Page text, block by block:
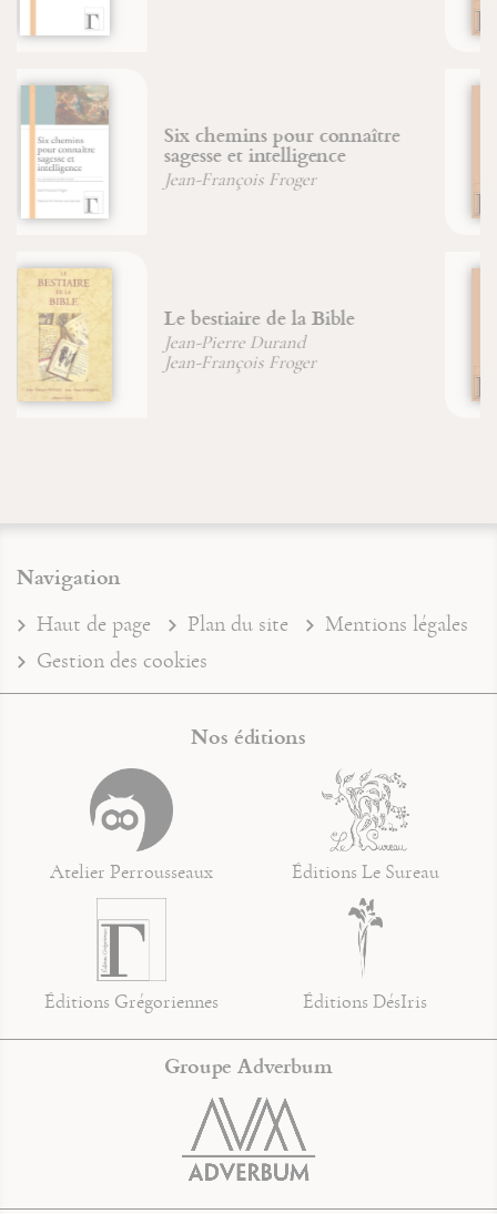
Le XXIe siècle sera celui du
mysticisme
Didier Brenot
Le Maître du Shabbat
Jean-François Froger
Navigation
Haut de page Plan du site
Mentions légales
Gestion des cookies
Nos éditions
Atelier Perrousseaux Éditions Le Sureau
Éditions Grégoriennes Éditions DésIris
Groupe Adverbum